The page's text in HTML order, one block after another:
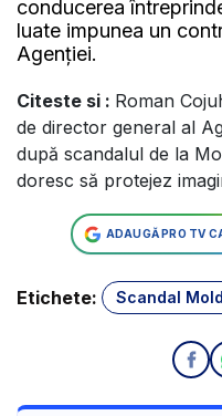
conducerea
luate impunea un
Agenției.
Citeste si : Roman
de director general al
după scandalul de la
doresc să protejez
ADAUGĂ PRO TV
Etichete: Scandal